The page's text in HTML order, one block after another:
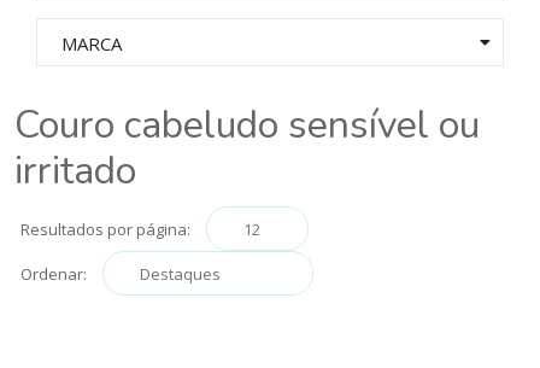
MARCA
Couro cabeludo sensível ou
irritado
Resultados por página:
Ordenar: